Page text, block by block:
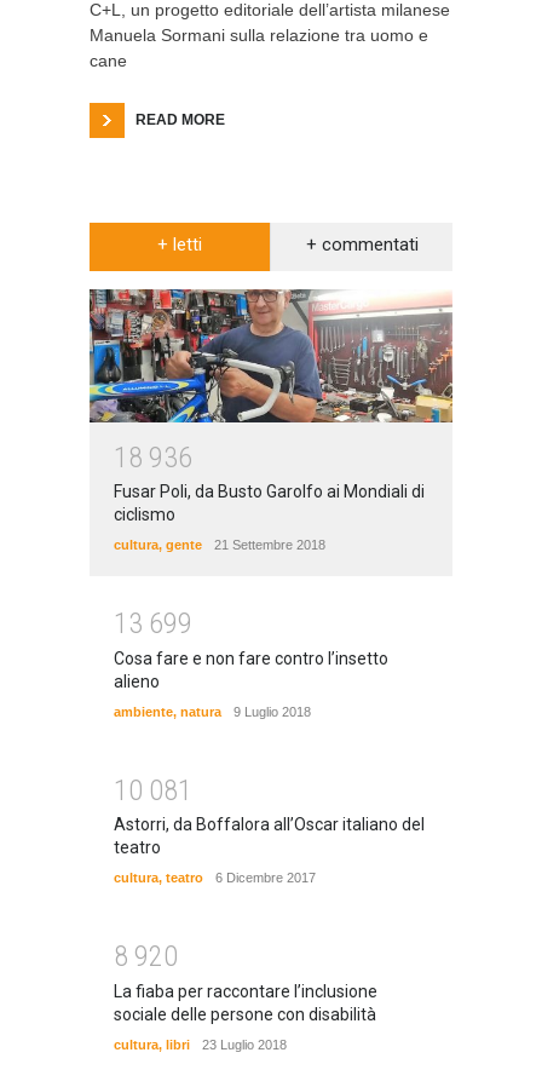
C+L, un progetto editoriale dell’artista milanese
Manuela Sormani sulla relazione tra uomo e
cane
READ MORE
+ letti + commentati
1 8 936
Fusar Poli, da Busto Garolfo ai Mondiali di
ciclismo
cultura, gente 21 Settembre 2018
1 3 699
Cosa fare e non fare contro l’insetto
alieno
ambiente, natura 9 Luglio 2018
1 0 081
Astorri, da Boffalora all’Oscar italiano del
teatro
cultura, teatro 6 Dicembre 2017
8 920
La fiaba per raccontare l’inclusione
sociale delle persone con disabilità
cultura, libri 23 Luglio 2018